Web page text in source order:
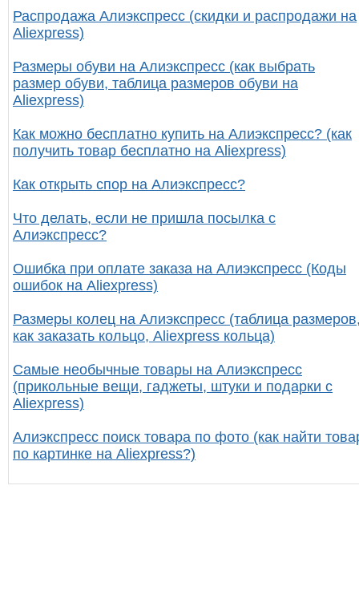
Распродажа Алиэкспресс (скидки и распродажи на
Aliexpress)
Размеры обуви на Алиэкспресс (как выбрать
размер обуви, таблица размеров обуви на
Aliexpress)
Как можно бесплатно купить на Алиэкспресс? (как
получить товар бесплатно на Aliexpress)
Как открыть спор на Алиэкспресс?
Что делать, если не пришла посылка с
Алиэкспресс?
Ошибка при оплате заказа на Алиэкспресс (Коды
ошибок на Aliexpress)
Размеры колец на Алиэкспресс (таблица
как заказать кольцо, Aliexpress кольца)
Самые необычные товары на Алиэкспресс
(прикольные вещи, гаджеты, штуки и подарки с
Aliexpress)
Алиэкспресс поиск товара по фото (как найти
по картинке на Aliexpress?)